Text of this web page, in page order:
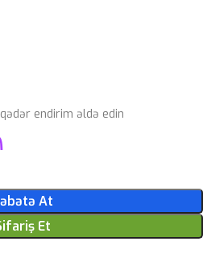
endirim əldə edin
At
Et